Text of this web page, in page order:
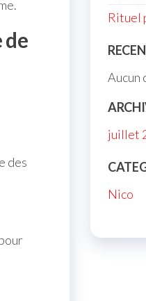
de
des
Rituel
Aucun
juillet
Nico